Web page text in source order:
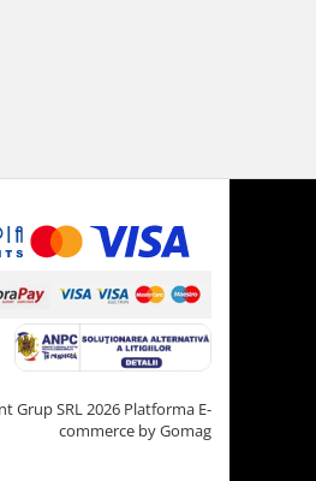
Grup SRL 2026 Platforma E-
commerce by Gomag